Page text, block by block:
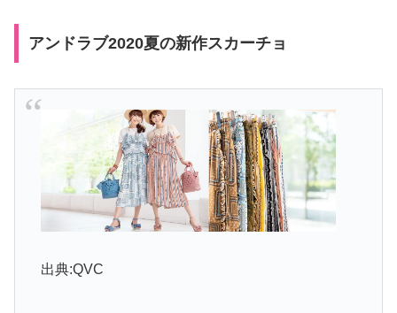
アンドラブ2020夏の新作スカーチョ
出典:QVC